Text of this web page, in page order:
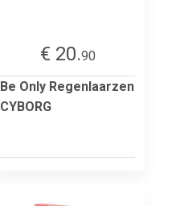
€ 20.90
Be Only Regenlaarzen
CYBORG